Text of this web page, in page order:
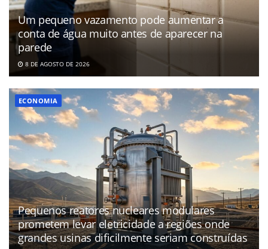
Um pequeno vazamento pode aumentar a
conta de água muito antes de aparecer na
parede
8 DE AGOSTO DE 2026
ECONOMIA
Pequenos reatores nucleares modulares
prometem levar eletricidade a regiões onde
grandes usinas dificilmente seriam construídas